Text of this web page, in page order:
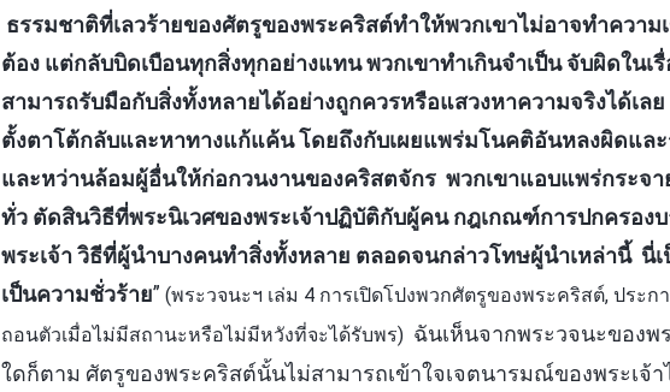
ธรรมชาติที่เลวร้ายของศัตรูของพระคริสต์ทำให้พวกเขาไม่อาจทำความ
ต้อง แต่กลับบิดเบือนทุกสิ่งทุกอย่างแทน พวกเขาทำเกินจำเป็น จับผิดในเ
สามารถรับมือกับสิ่งทั้งหลายได้อย่างถูกควรหรือแสวงหาความจริงได้เล
ตั้งตาโต้กลับและหาทางแก้แค้น โดยถึงกับเผยแพร่มโนคติอันหลงผิดแล
และหว่านล้อมผู้อื่นให้ก่อกวนงานของคริสตจักร พวกเขาแอบแพร่กระจา
ทั่ว ตัดสินวิธีที่พระนิเวศของพระเจ้าปฏิบัติกับผู้คน กฎเกณฑ์การปกครองบ
พระเจ้า วิธีที่ผู้นำบางคนทำสิ่งทั้งหลาย ตลอดจนกล่าวโทษผู้นำเหล่านี้ นี่
เป็นความชั่วร้าย” (พระวจนะฯ เล่ม 4 การเปิดโปงพวกศัตรูของพระคริสต์, ประก
ถอนตัวเมื่อไม่มีสถานะหรือไม่มีหวังที่จะได้รับพร) ฉันเห็นจากพระวจนะของพ
ใดก็ตาม ศัตรูของพระคริสต์นั้นไม่สามารถเข้าใจเจตนารมณ์ของพระเจ้